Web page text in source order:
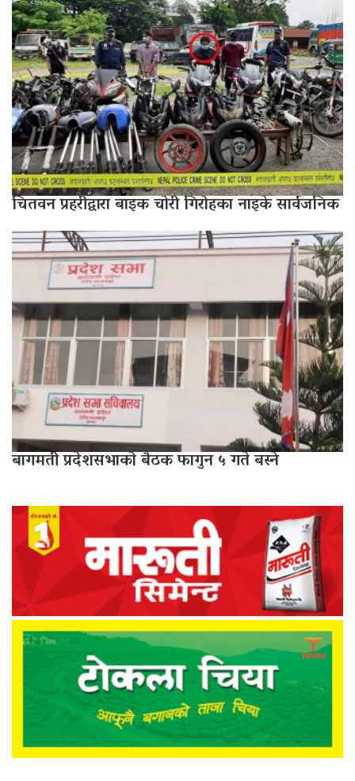
चितवन प्रहरीद्वारा बाइक चोरी गिरोहका नाइके सार्वजनिक
बागमती प्रदेशसभाको बैठक फागुन ५ गते बस्ने